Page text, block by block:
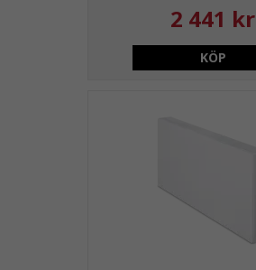
2 441 kr
KÖP